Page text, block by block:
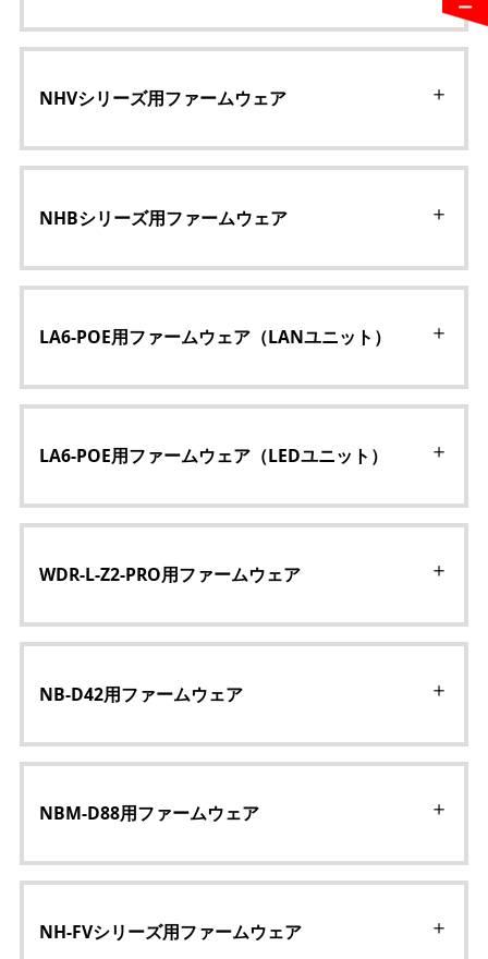
NHVシリーズ用ファームウェア
NHBシリーズ用ファームウェア
LA6-POE用ファームウェア（LANユニット）
LA6-POE用ファームウェア（LEDユニット）
WDR-L-Z2-PRO用ファームウェア
NB-D42用ファームウェア
NBM-D88用ファームウェア
NH-FVシリーズ用ファームウェア